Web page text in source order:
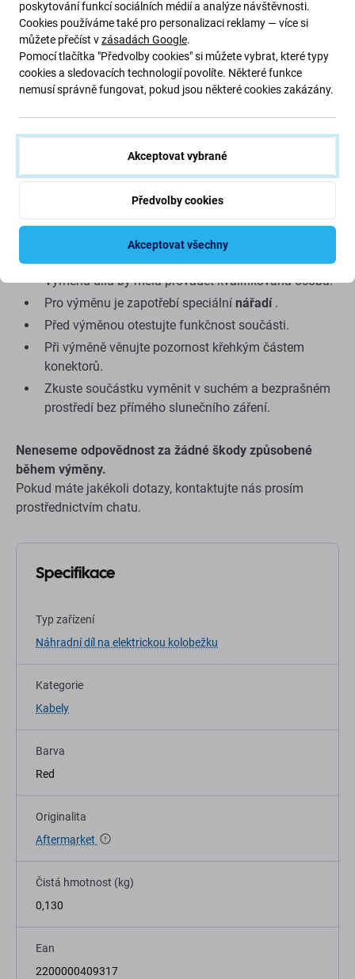
perfektní náhradou. Je navrženo pro obnovení
optimálního brzdného výkonu, zajišťuje rychlé a
spolehlivé nastavení rychlosti a vrací vaši koloběžku zpět
doplné funkčnosti.
pro aftermarket
jsou vyráběny třetí stranou,
nikoli přímo výrobcem zařízení. Jedná se o kopii originálu
a náhradní díl dodaný jako aftermarket se může
minimálně lišit ve funkčnosti, kvalitě nebo vzhledu.
Tipy před výměnou:
Výměnu dílů by měla provádět kvalifikovaná osoba.
Pro výměnu je zapotřebí speciální nářadí.
Před výměnou otestujte funkčnost součásti.
Při výměně věnujte pozornost křehkým částem
konektorů.
Zkuste součástku vyměnit v suchém a bezprašném
prostředí bez přímého slunečního záření.
Neneseme odpovědnost za žádné škody způsobené
během výměny.
Pokud máte jakékoli dotazy, kontaktujte nás prosím
prostřednictvím chatu.
Specifikace
Typ zařízení
Náhradní díl na elektrickou kolobežku
Kategorie
Kabely
Barva
Red
Originalita
Aftermarket
Čistá hmotnost (kg)
0,130
Ean
2200000409317
poskytování funkcí sociálních médií a analýze návštěvnosti.
Cookies používáme také pro personalizaci reklamy — více si
můžete přečíst vzásadách Google.
Pomocí tlačítka "Předvolby cookies" si můžete vybrat, které typy
cookies a sledovacích technologií povolíte. Některé funkce
nemusí správně fungovat, pokud jsou některé cookies zakázány.
Akceptovat vybrané
Předvolby cookies
Akceptovat všechny